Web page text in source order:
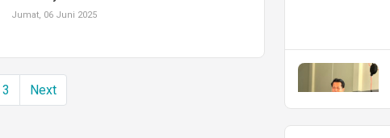
Jumat, 06 Juni 2025
3 Next